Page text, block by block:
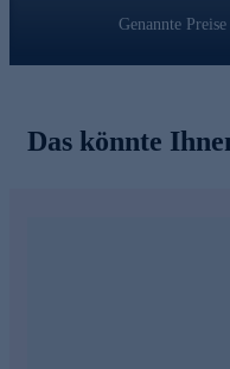
Genannte
Das könnte